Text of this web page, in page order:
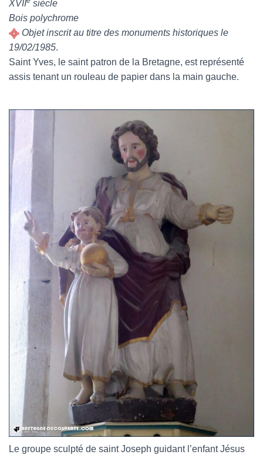
XVII
siècle
Bois polychrome
Objet inscrit au titre des monuments historiques le
19/02/1985.
Saint Yves, le saint patron de la Bretagne, est représenté
assis tenant un rouleau de papier dans la main gauche.
Le groupe sculpté de saint Joseph guidant l’enfant Jésus